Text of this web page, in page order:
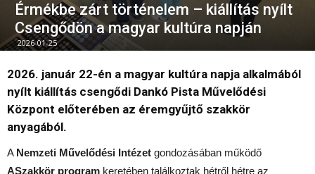
Érmékbe zárt történelem – kiállítás nyílt
Csengődön a magyar kultúra napján
2026-01-25
2026. január 22-én a magyar kultúra napja alkalmából
nyílt kiállítás csengődi Dankó Pista Művelődési
Központ előterében az éremgyűjtő szakkör
anyagából.
A Nemzeti Művelődési Intézet gondozásában működő
ASzakkör program keretében találkoztak hétről hétre az